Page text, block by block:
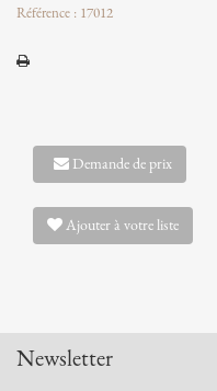
Référence : 17012
Demande de prix
Ajouter à votre liste
Newsletter